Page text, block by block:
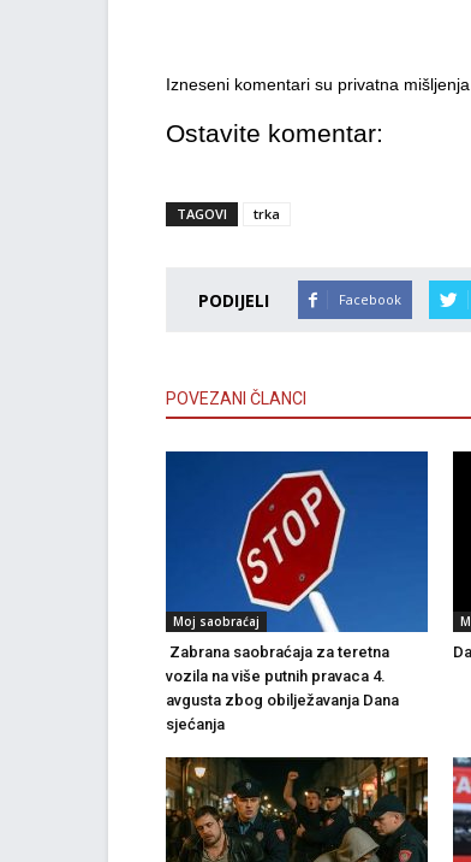
Izneseni komentari su privatna
Ostavite komentar:
TAGOVI trka
PODIJELI Facebook
POVEZANI ČLANCI
Moj saobraćaj
Zabrana saobraćaja za teretna
vozila na više putnih pravaca 4.
avgusta zbog obilježavanja Dana
sjećanja